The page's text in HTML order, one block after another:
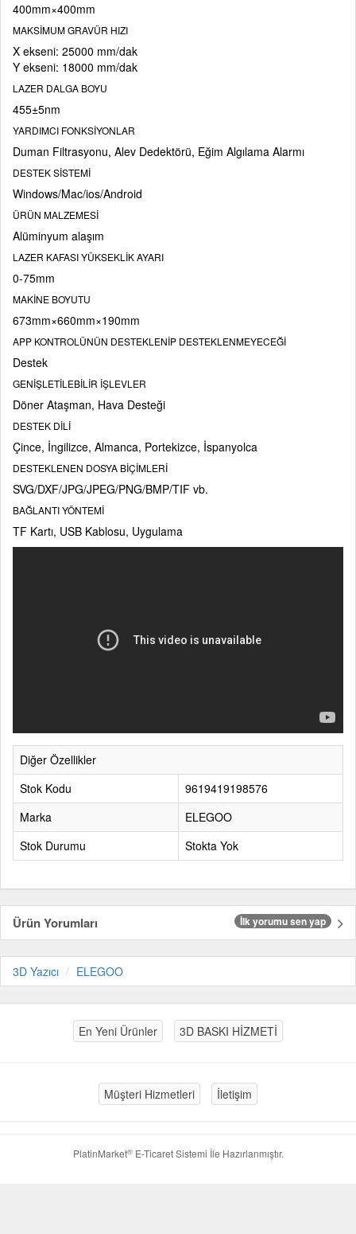
400mm×400mm
MAKSİMUM GRAVÜR HIZI
X ekseni: 25000 mm/dak
Y ekseni: 18000 mm/dak
LAZER DALGA BOYU
455±5nm
YARDIMCI FONKSİYONLAR
Duman Filtrasyonu, Alev Dedektörü, Eğim Algılama Alarmı
DESTEK SİSTEMİ
Windows/Mac/ios/Android
ÜRÜN MALZEMESİ
Alüminyum alaşım
LAZER KAFASI YÜKSEKLİK AYARI
0-75mm
MAKİNE BOYUTU
673mm×660mm×190mm
APP KONTROLÜNÜN DESTEKLENİP DESTEKLENMEYECEĞİ
Destek
GENİŞLETİLEBİLİR İŞLEVLER
Döner Ataşman, Hava Desteği
DESTEK DİLİ
Çince, İngilizce, Almanca, Portekizce, İspanyolca
DESTEKLENEN DOSYA BİÇİMLERİ
SVG/DXF/JPG/JPEG/PNG/BMP/TIF vb.
BAĞLANTI YÖNTEMİ
TF Kartı, USB Kablosu, Uygulama
Diğer Özellikler
Stok Kodu
9619419198576
Marka
ELEGOO
Stok Durumu
Stokta Yok
Ürün Yorumları İlk yorumu sen yap
3D Yazıcı ELEGOO
En Yeni Ürünler 3D BASKI HİZMETİ
Müşteri Hizmetleri İletişim
PlatinMarket®E-Ticaret Sistemi İle Hazırlanmıştır.